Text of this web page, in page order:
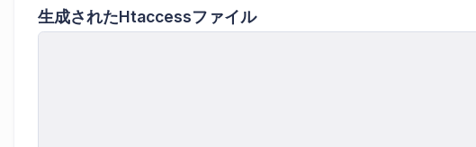
生成されたHtaccessファイル